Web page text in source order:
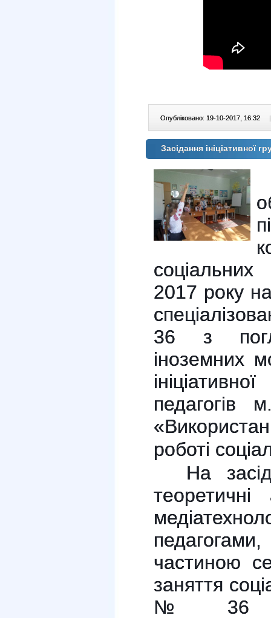
Опубліковано: 19-10-2017, 16:32 |
Засідання ініціативної
2017 року на
36 з
іноземних
педагогів
роботі
На
теоретичні
частиною
заняття
№ 36